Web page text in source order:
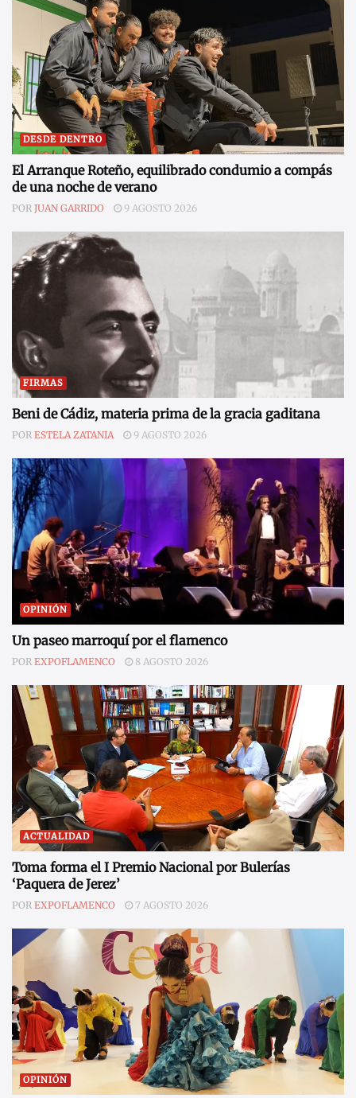
DESDE DENTRO
El Arranque Roteño, equilibrado condumio a compás
de una noche de verano
POR JUAN GARRIDO 9 AGOSTO 2026
FIRMAS
Beni de Cádiz, materia prima de la gracia gaditana
POR ESTELA ZATANIA 9 AGOSTO 2026
OPINIÓN
Un paseo marroquí por el flamenco
POR EXPOFLAMENCO 8 AGOSTO 2026
ACTUALIDAD
Toma forma el I Premio Nacional por Bulerías
‘Paquera de Jerez’
POR EXPOFLAMENCO 7 AGOSTO 2026
OPINIÓN